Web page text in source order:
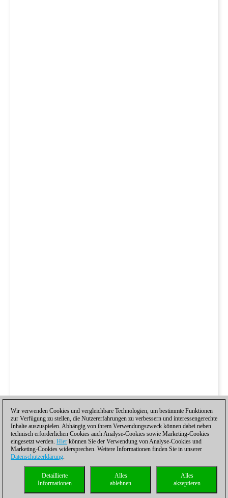
Wir verwenden Cookies und vergleichbare Technologien, um bestimmte Funktionen
zur Verfügung zu stellen, die Nutzererfahrungen zu verbessern und interessengerechte
Inhalte auszuspielen. Abhängig von ihrem Verwendungszweck können dabei neben
technisch erforderlichen Cookies auch Analyse-Cookies sowie Marketing-Cookies
eingesetzt werden. Hier können Sie der Verwendung von Analyse-Cookies und
Marketing-Cookies widersprechen. Weitere Informationen finden Sie in unserer
Datenschutzerklärung.
Alles
akzeptieren
Alles
ablehnen
Detaillierte
Informationen